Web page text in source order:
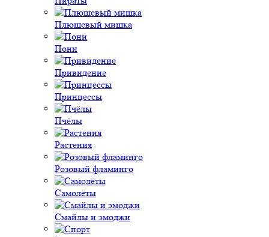
Плюшевый мишка
Пони
Привидение
Принцессы
Пчёлы
Растения
Розовый фламинго
Самолёты
Смайлы и эмоджи